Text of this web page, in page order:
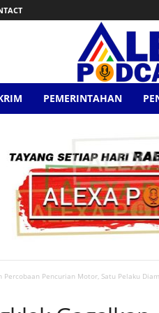
PEMERINTAHAN
Percobaan Pencurian Motor, Satu Pelaku